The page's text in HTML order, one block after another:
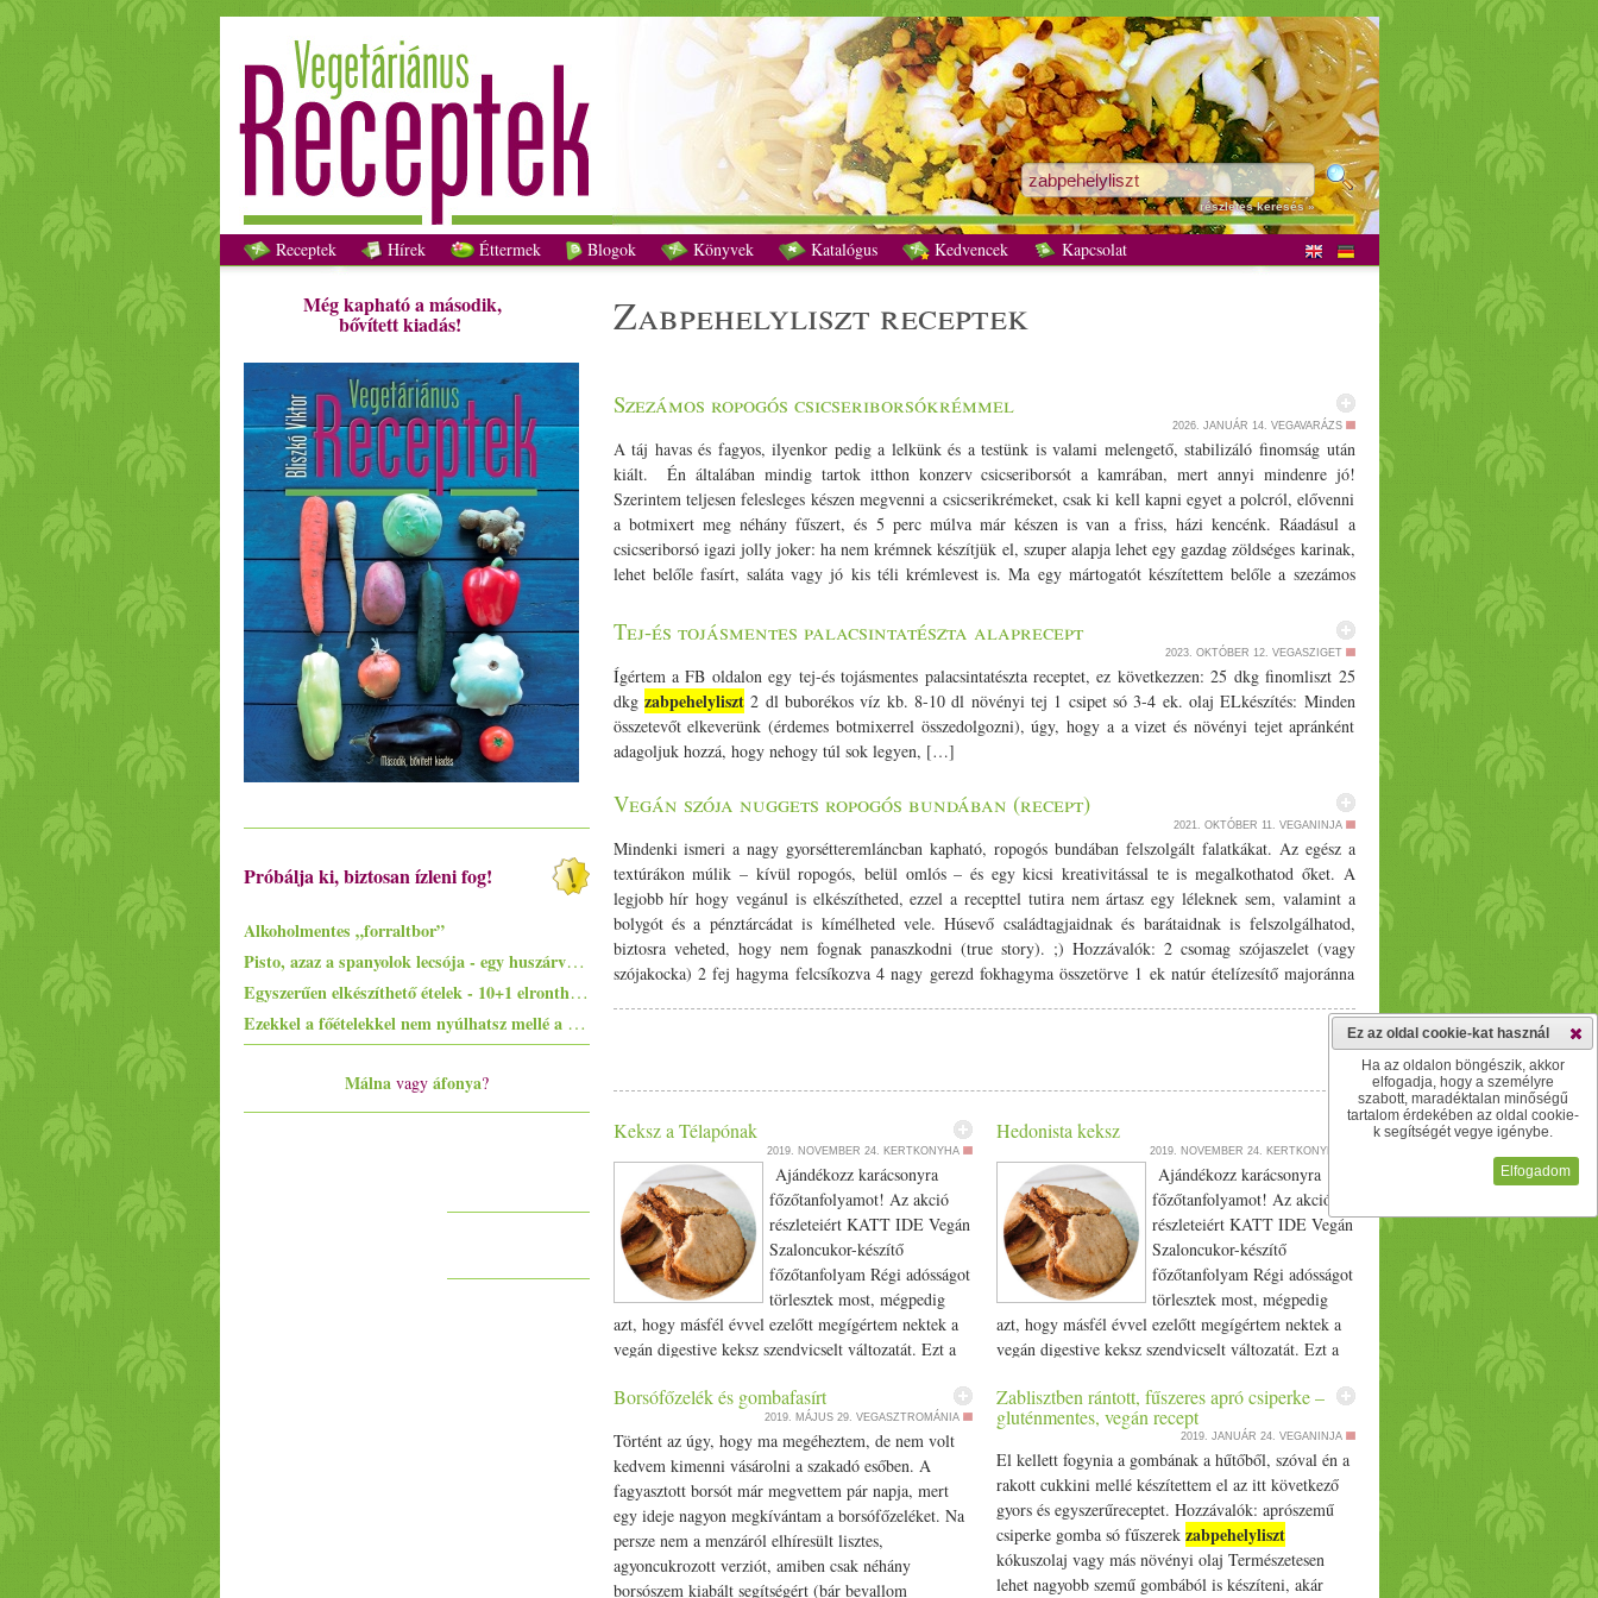
zabpehelyliszt receptek - Vegetáriánus receptek
részletes keresés »
Receptek Hírek Éttermek Blogok Könyvek Katalógus Kedvencek Kapcsolat
Még kapható a második,
bővített kiadás!
Próbálja ki, biztosan ízleni fog!
Alkoholmentes „forraltbor”
Pisto, azaz a spanyolok lecsója - egy huszárvágással tesszük laktatóbbá
Egyszerűen elkészíthető ételek - 10+1 elronthatatlan recept kezdő konyhatündéreknek
Ezekkel a főételekkel nem nyúlhatsz mellé a hőségben - 5+1 kánikularecept
Málna vagy áfonya?
zabpehelyliszt receptek
Szezámos ropogós csicseriborsókrémmel
2026. JANUÁR 14. VEGAVARÁZS
A táj havas és fagyos, ilyenkor pedig a lelkünk és a testünk is valami melengető, stabilizáló finomság után
kiált. Én általában mindig tartok itthon konzerv csicseriborsót a kamrában, mert annyi mindenre jó!
Szerintem teljesen felesleges készen megvenni a csicserikrémeket, csak ki kell kapni egyet a polcról, elővenni
a botmixert meg néhány fűszert, és 5 perc múlva már készen is van a friss, házi kencénk. Ráadásul a
csicseriborsó igazi jolly joker: ha nem krémnek készítjük el, szuper alapja lehet egy gazdag zöldséges karinak,
lehet belőle fasírt, saláta vagy jó kis téli krémlevest is. Ma egy mártogatót készítettem belőle a szezámos
Csicseriborsókrém Hozzávalók: 1 főtt csicseriborsó konzerv 20 dkg füstölt tofu 1 evőkanál vegán majonéz 1
teáskanál mustár fél kávéskanál asafoetida fél kávéskanál kurkuma 1 kávéskanál őrölt római kömény frissen
őrölt feketebors 2 kávéskanál feketesó pár csepp friss citromlé A csicseriborsót leszűrjük, a tofut pedig
felkockázzuk. Minden hozzávalót egy tálba teszünk, és botmixerrel vagy késes aprítóval krémesre dolgozzuk.
Ha túl sűrűnek találjuk, egy pici vízzel lazíthatunk rajta. A citromlével a végén állítjuk be a frissességét.
Szezámos ropogós Hozzávalók: 12 dkg félbarna kenyérliszt 1 evőkanál
Először összekeverjük a liszteket a sóval és a pirított szezámmaggal. Elmorzsoljuk benne a gheet, majd
hozzáadjuk a joghurtot is. Ezután csak annyi vizet adunk hozzá fokozatosan, hogy egy jól kezelhető, kemény
tésztát tudjunk gyúrni. Lisztezett felületen egészen vékonyra kinyújtjuk, tetszőleges formákra összevágjuk,
majd előmelegített sütőben, körülbelül 12 perc alatt aranybarnára sütjük. Ez a párosítás nemcsak finom, de
igazi túlélőcsomag a mínuszok idején. A szezám olajossága és a fűszerek tüze segít, hogy a havas tájat ne csak
az ablakból csodáljuk szívesen, hanem belülről is harmóniában legyünk a téllel. Jó étvágyat és kuckózást
mindenkinek!
Tej-és tojásmentes palacsintatészta alaprecept
2023. OKTÓBER 12. VEGASZIGET
Ígértem a FB oldalon egy tej-és tojásmentes palacsintatészta receptet, ez következzen: 25 dkg finomliszt 25
dkg zabpehelyliszt2 dl buborékos víz kb. 8-10 dl növényi tej 1 csipet só 3-4 ek. olaj ELkészítés: Minden
összetevőt elkeverünk (érdemes botmixerrel összedolgozni), úgy, hogy a a vizet és növényi tejet apránként
adagoljuk hozzá, hogy nehogy túl sok legyen, […]
Vegán szója nuggets ropogós bundában (recept)
2021. OKTÓBER 11. VEGANINJA
Mindenki ismeri a nagy gyorsétteremláncban kapható, ropogós bundában felszolgált falatkákat. Az egész a
textúrákon múlik – kívül ropogós, belül omlós – és egy kicsi kreativitással te is megalkothatod őket. A
legjobb hír hogy vegánul is elkészítheted, ezzel a recepttel tutira nem ártasz egy léleknek sem, valamint a
bolygót és a pénztárcádat is kímélheted vele. Húsevő családtagjaidnak és barátaidnak is felszolgálhatod,
biztosra veheted, hogy nem fognak panaszkodni (true story). ;) Hozzávalók: 2 csomag szójaszelet (vagy
szójakocka) 2 fej hagyma felcsíkozva 4 nagy gerezd fokhagyma összetörve 1 ek natúr ételízesítő majoránna
abonett szezámmag (corn flakes bundával is működik!) olaj a kisütéshez A szóját megfőzzük a zacskón írt
ideig a hagymával, tört fokhagymával, ételízesítővel és fűszerekkel. Alaposan kinyomkodjuk, ha már nem túl
víz-só-fokhagymagranulátum-ételízesítő keverékből sűrű palacsintatészta állagú panírt készítünk, ebbe
forgatjuk őket másodjára, majd kicsit lecsepegtetjük. A harmadik tálban a következő keverék van: abonettet
morzsolunk, és zabpehellyel kávédarálóban durvára őröljük kb 15 másodperc alatt, majd hozzákeverjük a
szezámmagot. Ebbe forgatjuk utoljára a nuggetseket. Az abonett helyett kukoricapelyhet is használhatsz a
bundához. Kb. fél centi olajban kisütjük őket, amíg mindkét oldala aranybarna nem lesz. A nuggetseket
kedvenc szószaiddal tálalhatod, amibe mártogatod majd őket. Jó étvágyat! (Recept by: Vitéz Petra, szerk.
Gecse Réka) Tedd a kedveceim közé 0 The post Vegán szója nuggets ropogós bundában (recept) appeared first
on VegaNinja.
Keksz a Télapónak
2019. NOVEMBER 24. KERTKONYHA
Ajándékozz karácsonyra
főzőtanfolyamot! Az akció
részleteiért KATT IDE Vegán
Szaloncukor-készítő
főzőtanfolyam Régi adósságot
törlesztek most, mégpedig
azt, hogy másfél évvel ezelőtt megígértem nektek a
vegán digestive keksz szendvicselt változatát. Ezt a
igazán jót akarsz, és igazán hedonista kekszet akarsz,
készíts bele külön a szuper superfood-os
csokikrémet! Meglátod, teljesen egyszerű, csak két
hozzávalós, és tényleg gyorsan megvan. :D A
csokikrém receptjét ITT találod. És, hogy miért
vettem elő ezt a receptet most? Jön a Mikulás… Ez
lesz a meglepije a kedves előadásért (színház)
cserébe. Sütök egy halommal, és betesszük egy szép
Borsófőzelék és gombafasírt
2019. MÁJUS 29. VEGASZTROMÁNIA
Történt az úgy, hogy ma megéheztem, de nem volt
kedvem kimenni vásárolni a szakadó esőben. A
fagyasztott borsót már megvettem pár napja, mert
egy ideje nagyon megkívántam a borsófőzeléket. Na
persze nem a menzáról elhíresült lisztes,
agyoncukrozott verziót, amiben csak néhány
borsószem kiabált segítségért (bár bevallom
Hedonista keksz
2019. NOVEMBER 24. KERTKONYHA
Ajándékozz karácsonyra
főzőtanfolyamot! Az akció
részleteiért KATT IDE Vegán
Szaloncukor-készítő
főzőtanfolyam Régi adósságot
törlesztek most, mégpedig
azt, hogy másfél évvel ezelőtt megígértem nektek a
vegán digestive keksz szendvicselt változatát. Ezt a
igazán jót akarsz, és igazán hedonista kekszet akarsz,
készíts bele külön a szuper superfood-os
csokikrémet! Meglátod, teljesen egyszerű, csak két
hozzávalós, és tényleg gyorsan megvan. :D A
csokikrém receptjét ITT találod. És, hogy miért
vettem elő ezt a receptet most? Jön a Mikulás… Ez
lesz a meglepije az előadásért (színház) cserébe. Már
nagyon várjuk! Hozzávalók egy nagy tepsihez: - 220
Zablisztben rántott, fűszeres apró csiperke –
gluténmentes, vegán recept
2019. JANUÁR 24. VEGANINJA
El kellett fogynia a gombának a hűtőből, szóval én a
rakott cukkini mellé készítettem el az itt következő
gyors és egyszerűreceptet. Hozzávalók: aprószemű
csiperke gomba só fűszerek zabpehelyliszt
kókuszolaj vagy más növényi olaj Természetesen
lehet nagyobb szemű gombából is készíteni, akár
Ez az oldal cookie-kat használ
Ha az oldalon böngészik, akkor
elfogadja, hogy a személyre
szabott, maradéktalan minőségű
tartalom érdekében az oldal cookie-
k segítségét vegye igénybe.
Elfogadom